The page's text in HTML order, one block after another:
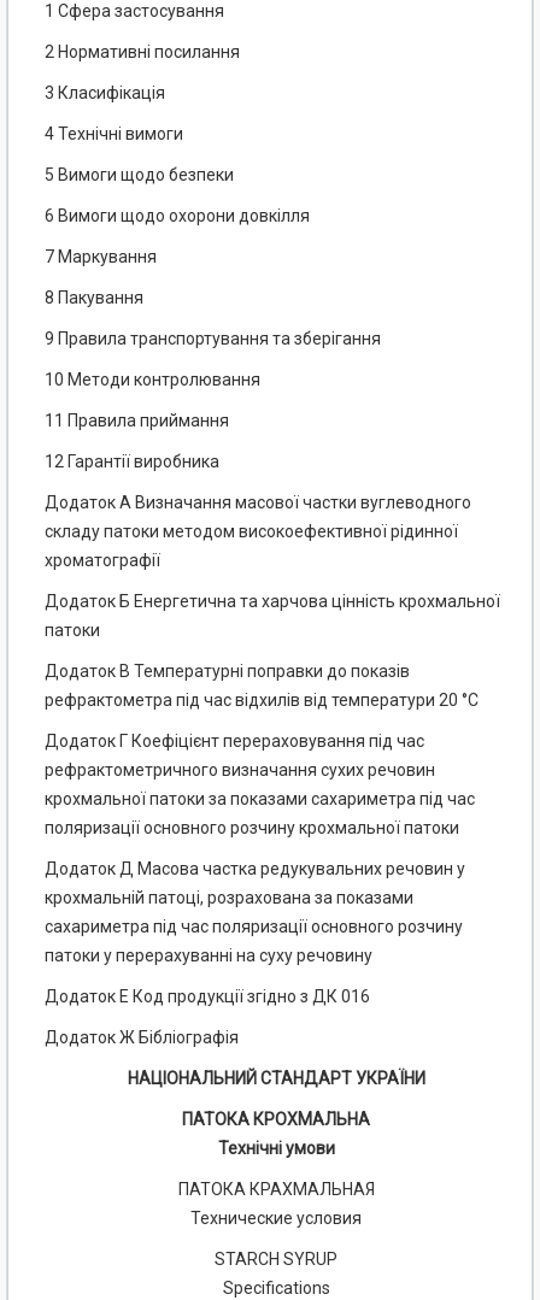
1 Сфера застосування
2 Нормативні посилання
3 Класифікація
4 Технічні вимоги
5 Вимоги щодо безпеки
6 Вимоги щодо охорони довкілля
7 Маркування
8 Пакування
9 Правила транспортування та зберігання
10 Методи контролювання
11 Правила приймання
12 Гарантії виробника
Додаток А Визначання масової частки вуглеводного
складу патоки методом високоефективної рідинної
хроматографії
Додаток Б Енергетична та харчова цінність крохмальної
патоки
Додаток В Температурні поправки до показів
рефрактометра під час відхилів від температури 20 °С
Додаток Г Коефіцієнт перераховування під час
рефрактометричного визначання сухих речовин
крохмальної патоки за показами сахариметра під час
поляризації основного розчину крохмальної патоки
Додаток Д Масова частка редукувальних речовин у
крохмальній патоці, розрахована за показами
сахариметра під час поляризації основного розчину
патоки у перерахуванні на суху речовину
Додаток Е Код продукції згідно з ДК 016
Додаток Ж Бібліографія
НАЦІОНАЛЬНИЙ СТАНДАРТ УКРАЇНИ
ПАТОКА КРОХМАЛЬНА
Технічні умови
ПАТОКА КРАХМАЛЬНАЯ
Технические условия
STARCH SYRUP
Specifications